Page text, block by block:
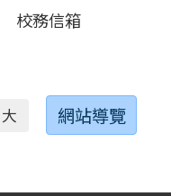
校務信箱
大 網站導覽